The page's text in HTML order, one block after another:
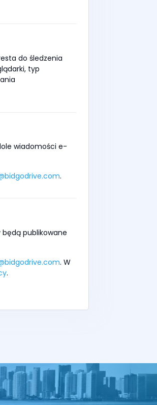
do śledzenia
typ
wiadomości e-
.
publikowane
. W
.